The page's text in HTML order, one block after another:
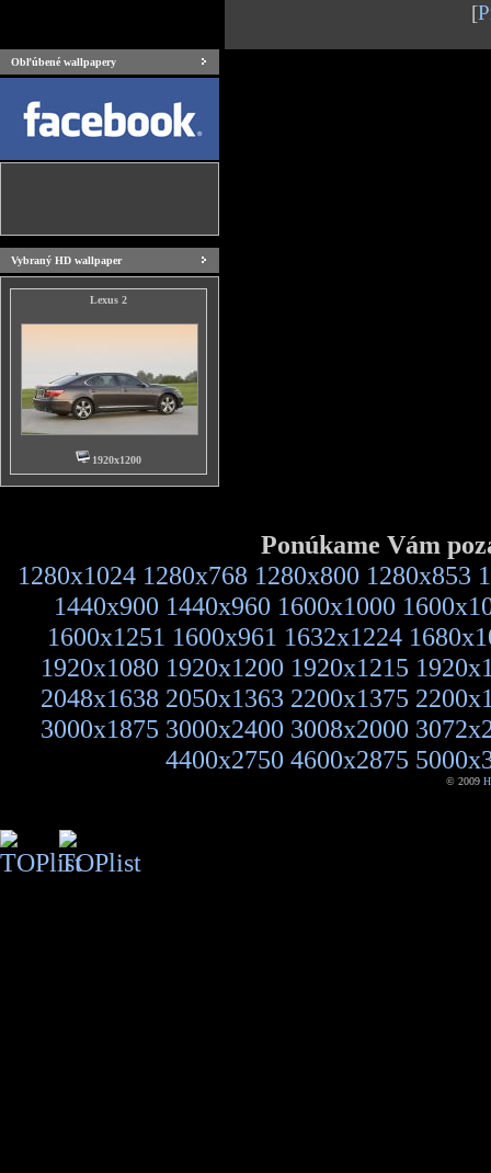
[
Obľúbené wallpapery
Vybraný HD wallpaper
Lexus 2
1920x1200
Ponúkame Vám
1280x1024 1280x768 1280x800 1280x853
1440x900 1440x960 1600x1000
1600x1251 1600x961 1632x1224
1920x1080 1920x1200 1920x1215
2048x1638 2050x1363 2200x1375
3000x1875 3000x2400 3008x2000
4400x2750 4600x2875
© 2009